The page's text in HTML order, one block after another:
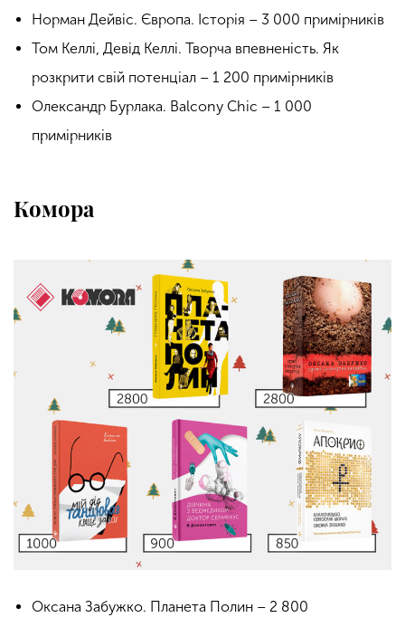
Норман Дейвіс. Європа. Історія – 3 000 примірників
Том Келлі, Девід Келлі. Творча впевненість. Як
розкрити свій потенціал – 1 200 примірників
Олександр Бурлака. Balcony Chic – 1 000
примірників
Комора
Оксана Забужко. Планета Полин – 2 800